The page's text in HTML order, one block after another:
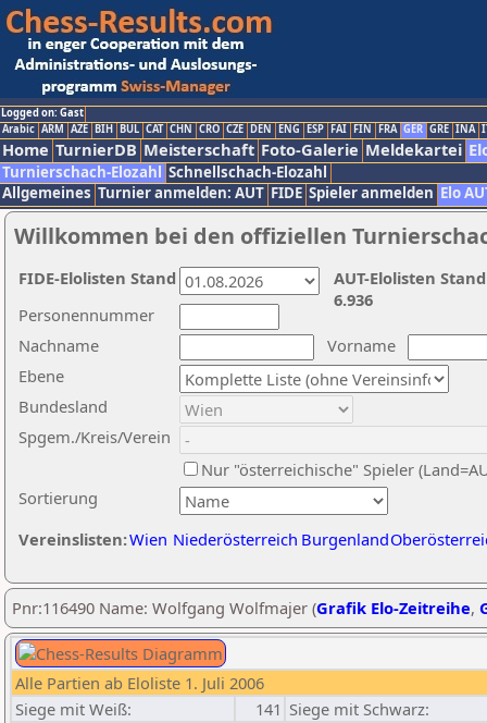
Logged on: Gast
Arabic ARM AZE BIH BUL CAT CHN CRO CZE DEN ENG ESP FAI FIN FRA GER GRE INA
Home TurnierDB Meisterschaft Foto-Galerie Meldekartei
Turnierschach-Elozahl Schnellschach-Elozahl
Allgemeines Turnier anmelden: AUT FIDE Spieler anmelden Elo
Willkommen bei den offiziellen
Nachname
Vorname
Ebene
Sortierung
Personennummer
Bundesland
Spgem./Kreis/Verein
Nur "österreichische" Spieler
Vereinslisten:Wien Niederösterreich Burgenland
AUT-Elolisten
6.936
FIDE-Elolisten Stand
Pnr:116490 Name: Wolfgang Wolfmajer (Grafik Elo-Zeitreihe,
Alle Partien ab Eloliste 1. Juli 2006
Siege mit Weiß:
141 Siege mit Schwarz: